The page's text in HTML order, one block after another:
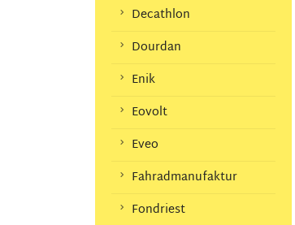
Decathlon
Dourdan
Enik
Eovolt
Eveo
Fahradmanufaktur
Fondriest